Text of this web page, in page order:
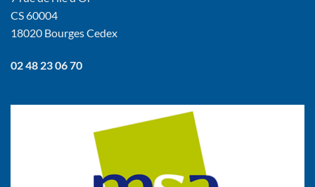
CS 60004
18020 Bourges Cedex
02 48 23 06 70